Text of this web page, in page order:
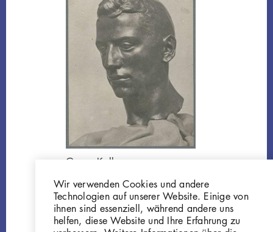
Georg Kolbe
Bronze
GKFo-0003_001
Wir verwenden Cookies und andere
Technologien auf unserer Website. Einige von
ihnen sind essenziell, während andere uns
helfen, diese Website und Ihre Erfahrung zu